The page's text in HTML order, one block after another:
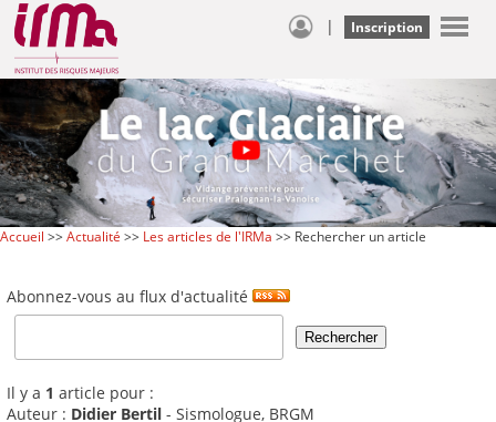
| Inscription
Accueil >>Actualité >> Les articles de l'IRMa >> Rechercher un article
Abonnez-vous au flux d'actualité
Il y a 1 article pour :
Auteur : Didier Bertil - Sismologue, BRGM